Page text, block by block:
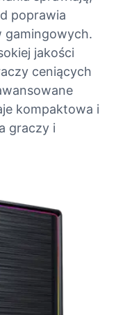
poprawia
gamingowych.
jakości
ceniących
kompaktowa i
graczy i